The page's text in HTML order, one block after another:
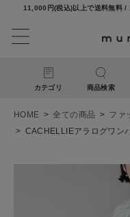
11,000円(税込)以上で送料無料 /
カテゴリ 商品検索
HOME 全ての商品 ファ
CACHELLIEアラログワン